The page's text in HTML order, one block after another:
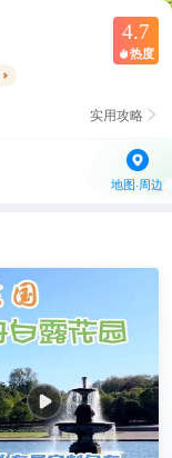
4.7
 热度

实用攻略 
地图·周边